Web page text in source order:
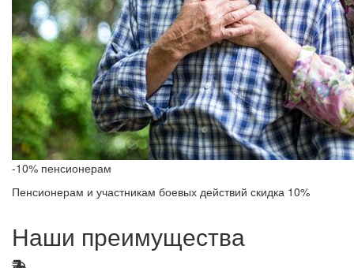
-10% пенсионерам
Пенсионерам и участникам боевых действий скидка 10%
Наши преимущества